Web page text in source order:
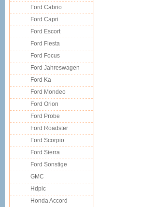
Ford Cabrio
Ford Capri
Ford Escort
Ford Fiesta
Ford Focus
Ford Jahreswagen
Ford Ka
Ford Mondeo
Ford Orion
Ford Probe
Ford Roadster
Ford Scorpio
Ford Sierra
Ford Sonstige
GMC
Hdpic
Honda Accord